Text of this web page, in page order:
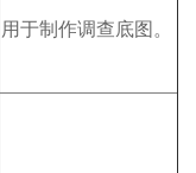
用于制作调查底图。